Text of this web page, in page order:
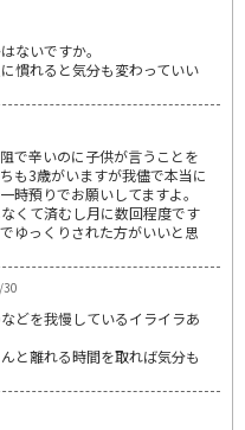
ないですか。
慣れると気分も変わっていい
で辛いのに子供が言うことを
も3歳がいますが我儘で本当に
預りでお願いしてますよ。
くて済むし月に数回程度です
ゆっくりされた方がいいと思
30
どを我慢しているイライラあ
と離れる時間を取れば気分も